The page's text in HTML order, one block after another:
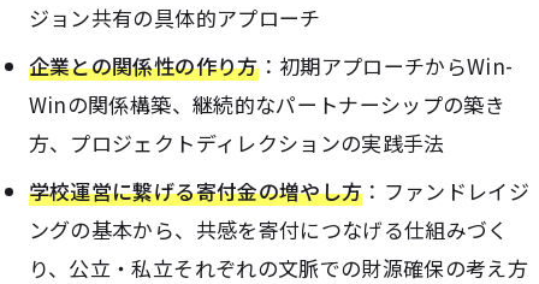
ジョン共有の具体的アプローチ
企業との関係性の作り方：初期アプローチからWin-
Winの関係構築、継続的なパートナーシップの築き
方、プロジェクトディレクションの実践手法
学校運営に繋げる寄付金の増やし方 ：ファンドレイジ
ングの基本から、共感を寄付につなげる仕組みづく
り、公立・私立それぞれの文脈での財源確保の考え方